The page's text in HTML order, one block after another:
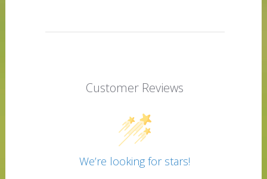
Customer Reviews
We’re looking for stars!